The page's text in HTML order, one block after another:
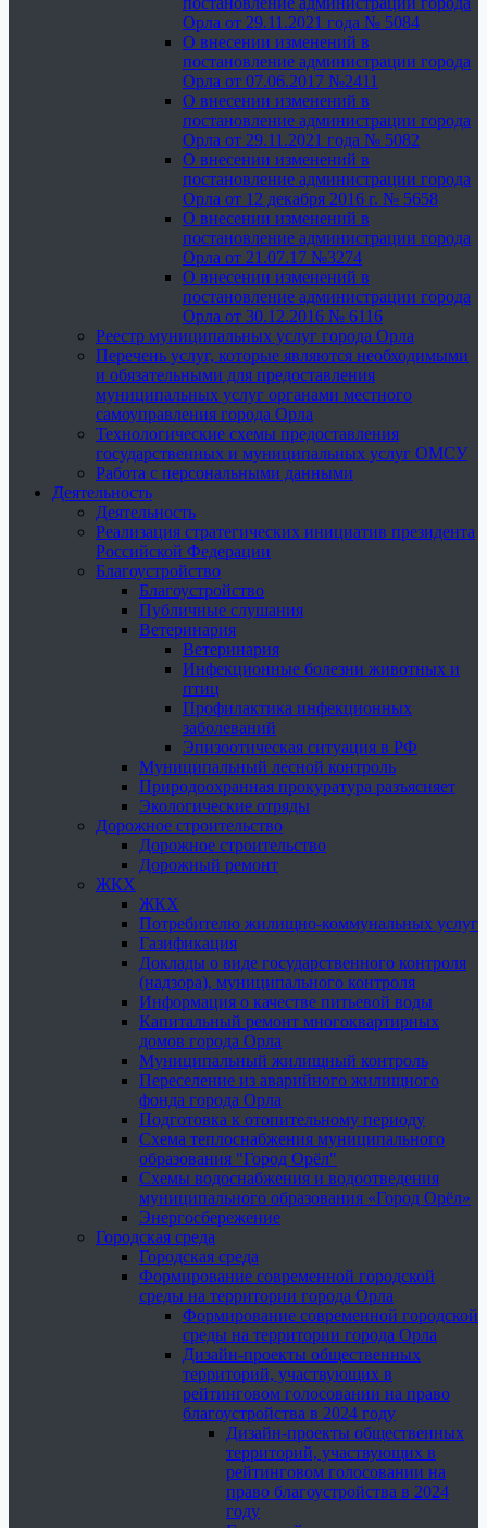
Орла от 29.11.2021 года № 5084
О внесении изменений в
постановление администрации города
Орла от 07.06.2017 №2411
О внесении изменений в
постановление администрации города
Орла от 29.11.2021 года № 5082
О внесении изменений в
постановление администрации города
Орла от 12 декабря 2016 г. № 5658
О внесении изменений в
постановление администрации города
Орла от 21.07.17 №3274
О внесении изменений в
постановление администрации города
Орла от 30.12.2016 № 6116
Реестр муниципальных услуг города Орла
Перечень услуг, которые являются необходимыми
и обязательными для предоставления
муниципальных услуг органами местного
самоуправления города Орла
Технологические схемы предоставления
государственных и муниципальных услуг ОМСУ
Работа с персональными данными
Деятельность
Деятельность
Реализация стратегических инициатив президента
Российской Федерации
Благоустройство
Благоустройство
Публичные слушания
Ветеринария
Ветеринария
Инфекционные болезни животных и
птиц
Профилактика инфекционных
заболеваний
Эпизоотическая ситуация в РФ
Муниципальный лесной контроль
Природоохранная прокуратура разъясняет
Экологические отряды
Дорожное строительство
Дорожное строительство
Дорожный ремонт
ЖКХ
ЖКХ
Потребителю жилищно-коммунальных услуг
Газификация
Доклады о виде государственного контроля
(надзора), муниципального контроля
Информация о качестве питьевой воды
Капитальный ремонт многоквартирных
домов города Орла
Муниципальный жилищный контроль
Переселение из аварийного жилищного
фонда города Орла
Подготовка к отопительному периоду
Схема теплоснабжения муниципального
образования "Город Орёл"
Схемы водоснабжения и водоотведения
муниципального образования «Город Орёл»
Энергосбережение
Городская среда
Городская среда
Формирование современной городской
среды на территории города Орла
Формирование современной городской
среды на территории города Орла
Дизайн-проекты общественных
территорий, участвующих в
рейтинговом голосовании на право
благоустройства в 2024 году
Дизайн-проекты общественных
территорий, участвующих в
рейтинговом голосовании на
право благоустройства в 2024
году